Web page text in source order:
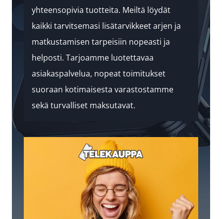
yhteensopivia tuotteita. Meiltä löydät
kaikki tarvitsemasi lisätarvikkeet arjen ja
matkustamisen tarpeisiin nopeasti ja
helposti. Tarjoamme luotettavaa
asiakaspalvelua, nopeat toimitukset
suoraan kotimaisesta varastostamme
sekä turvalliset maksutavat.